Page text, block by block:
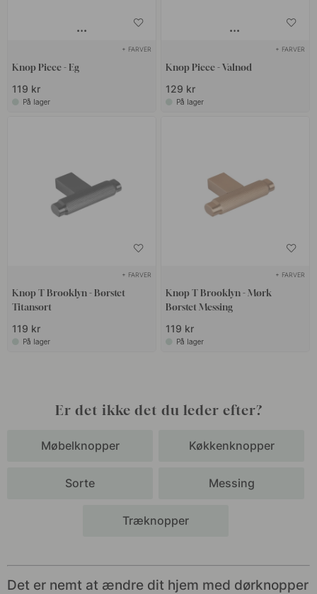
+ FARVER
Knop Piece - Eg
119 kr
På lager
+ FARVER
Knop Piece - Valnød
129 kr
På lager
+ FARVER
Knop T Brooklyn - Børstet
Titansort
119 kr
På lager
+ FARVER
Knop T Brooklyn - Mørk
Børstet Messing
119 kr
På lager
Er det ikke det du leder efter?
Møbelknopper Køkkenknopper
Sorte Messing
Træknopper
Det er nemt at ændre dit hjem med dørknopper